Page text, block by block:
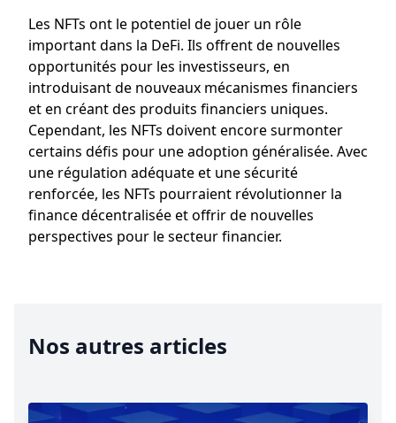
Les NFTs ont le potentiel de jouer un rôle
important dans la DeFi. Ils offrent de nouvelles
opportunités pour les investisseurs, en
introduisant de nouveaux mécanismes financiers
et en créant des produits financiers uniques.
Cependant, les NFTs doivent encore surmonter
certains défis pour une adoption généralisée. Avec
une régulation adéquate et une sécurité
renforcée, les NFTs pourraient révolutionner la
finance décentralisée et offrir de nouvelles
perspectives pour le secteur financier.
Nos autres articles